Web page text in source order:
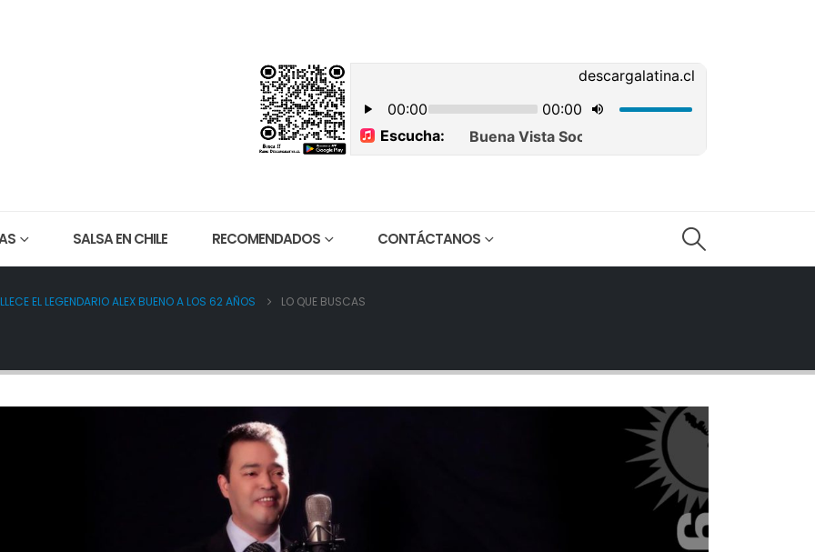
SALSA EN CHILE RECOMENDADOS CONTÁCTANOS
EL LEGENDARIO ALEX BUENO A LOS 62 AÑOS LO QUE BUSCAS